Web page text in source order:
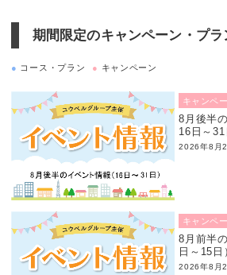
期間限定のキャンペーン・プラ
● コース・プラン ● キャンペーン
キャンペ
8月後半
16日～31
2026年8月
キャンペ
8月前半
日～15日
2026年8月